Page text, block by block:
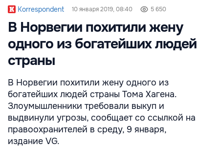
Korrespondent 10 января 2019, 08:40 5 650
В Норвегии похитили жену
одного из богатейших людей
страны
В Норвегии похитили жену одного из
богатейших людей страны Тома Хагена.
Злоумышленники требовали выкуп и
выдвинули угрозы, сообщает со ссылкой на
правоохранителей в среду, 9 января,
издание VG.